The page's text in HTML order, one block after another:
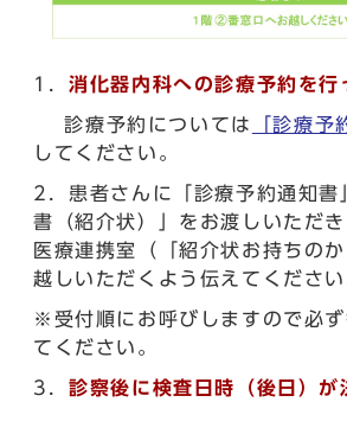
1．消化器内科への診療予約を行
診療予約については 「診療予
してください。
2．患者さんに「診療予約通知書
書（紹介状）」をお渡しいただ
医療連携室（「紹介状お持ちの
越しいただくよう伝えてください
※受付順にお呼びしますので必
てください。
3．診察後に検査日時（後日）が